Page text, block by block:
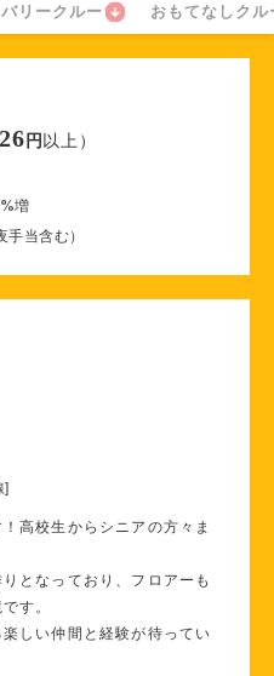
リークルー おもてなしクル
円 以上）
%増
手当含む）
]
高校生からシニアの方々ま
となっており、フロアーも
す。
しい仲間と経験が待ってい